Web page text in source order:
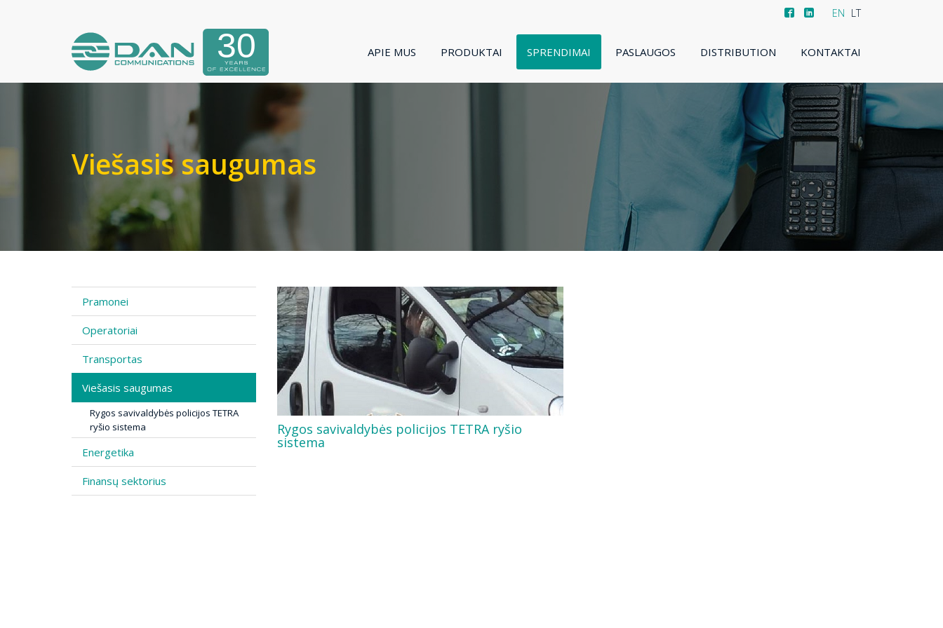
EN LT
APIE MUS PRODUKTAI SPRENDIMAI PASLAUGOS DISTRIBUTION KONTAKTAI
Viešasis saugumas
Pramonei
Operatoriai
Transportas
Viešasis saugumas
Rygos savivaldybės policijos TETRA
ryšio sistema
Energetika
Finansų sektorius
Rygos savivaldybės policijos TETRA ryšio
sistema